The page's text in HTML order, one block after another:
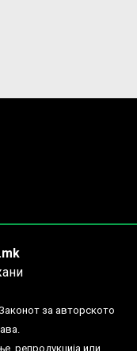
за авторското
репродукција или